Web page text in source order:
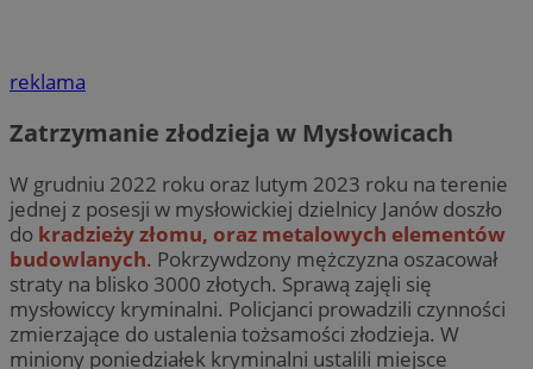
reklama
Zatrzymanie złodzieja w Mysłowicach
W grudniu 2022 roku oraz lutym 2023 roku na terenie
jednej z posesji w mysłowickiej dzielnicy Janów doszło
do kradzieży złomu, oraz metalowych elementów
budowlanych. Pokrzywdzony mężczyzna oszacował
straty na blisko 3000 złotych. Sprawą zajęli się
mysłowiccy kryminalni. Policjanci prowadzili czynności
zmierzające do ustalenia tożsamości złodzieja. W
miniony poniedziałek kryminalni ustalili miejsce